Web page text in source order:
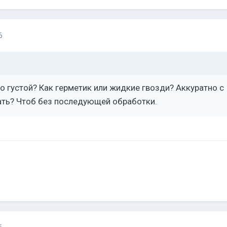
густой? Как герметик или жидкие гвозди? Аккуратно с
Чтоб без последующей обработки.